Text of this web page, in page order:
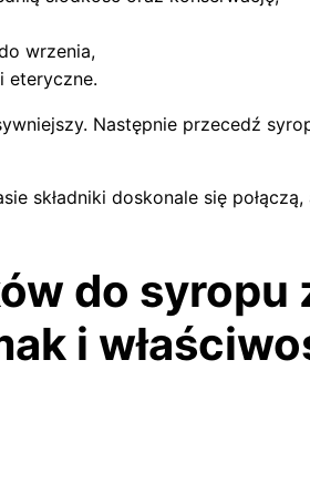
wrzenia,
eteryczne.
Następnie przecedź
składniki doskonale się
do syropu
i